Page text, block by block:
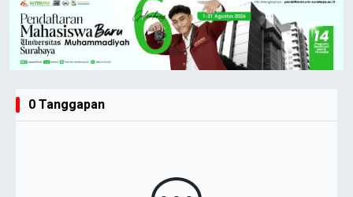
0 Tanggapan